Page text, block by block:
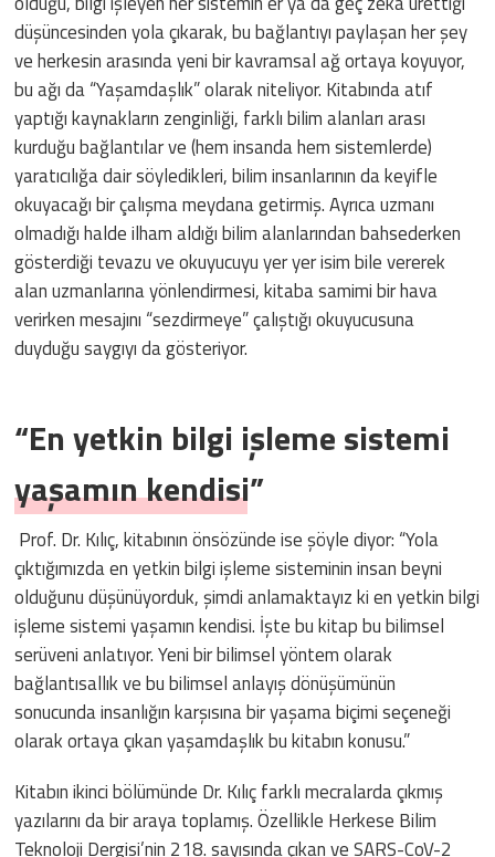
düşüncesinden yola çıkarak, bu bağlantıyı paylaşan her şey
ve herkesin arasında yeni bir kavramsal ağ ortaya koyuyor,
bu ağı da “Yaşamdaşlık” olarak niteliyor. Kitabında atıf
yaptığı kaynakların zenginliği, farklı bilim alanları arası
kurduğu bağlantılar ve (hem insanda hem sistemlerde)
yaratıcılığa dair söyledikleri, bilim insanlarının da keyifle
okuyacağı bir çalışma meydana getirmiş. Ayrıca uzmanı
olmadığı halde ilham aldığı bilim alanlarından bahsederken
gösterdiği tevazu ve okuyucuyu yer yer isim bile vererek
alan uzmanlarına yönlendirmesi, kitaba samimi bir hava
verirken mesajını “sezdirmeye” çalıştığı okuyucusuna
duyduğu saygıyı da gösteriyor.
“En yetkin bilgi işleme sistemi
yaşamın kendisi”
Prof. Dr. Kılıç, kitabının önsözünde ise şöyle diyor: “Yola
çıktığımızda en yetkin bilgi işleme sisteminin insan beyni
olduğunu düşünüyorduk, şimdi anlamaktayız ki en yetkin bilgi
işleme sistemi yaşamın kendisi. İşte bu kitap bu bilimsel
serüveni anlatıyor. Yeni bir bilimsel yöntem olarak
bağlantısallık ve bu bilimsel anlayış dönüşümünün
sonucunda insanlığın karşısına bir yaşama biçimi seçeneği
olarak ortaya çıkan yaşamdaşlık bu kitabın konusu.”
Kitabın ikinci bölümünde Dr. Kılıç farklı mecralarda çıkmış
yazılarını da bir araya toplamış. Özellikle Herkese Bilim
Teknoloji Dergisi’nin 218. sayısında çıkan ve SARS-CoV-2